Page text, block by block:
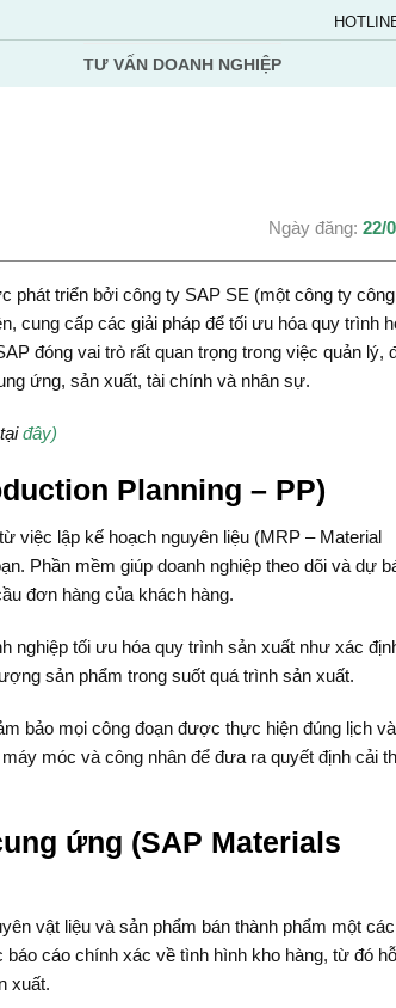
TƯ VẤN DOANH NGHIỆP
Ngày đăng: 22/
phát triển bởi công ty SAP SE (một công ty
cung cấp các giải pháp để tối ưu hóa quy trình
đóng vai trò rất quan trọng trong việc quản lý,
ứng, sản xuất, tài chính và nhân sự.
đây)
Planning – PP)
việc lập kế hoạch nguyên liệu (MRP – Material
Phần mềm giúp doanh nghiệp theo dõi và dự
đơn hàng của khách hàng.
nghiệp tối ưu hóa quy trình sản xuất như xác
sản phẩm trong suốt quá trình sản xuất.
bảo mọi công đoạn được thực hiện đúng lịch
móc và công nhân để đưa ra quyết định cải
ứng (SAP Materials
vật liệu và sản phẩm bán thành phẩm một
cáo chính xác về tình hình kho hàng, từ đó
xuất.